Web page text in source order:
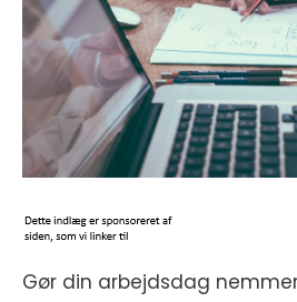
Gør din arbejdsdag